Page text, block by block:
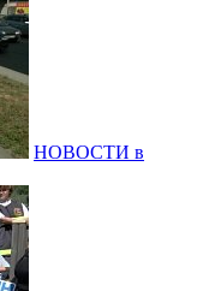
НОВОСТИ в